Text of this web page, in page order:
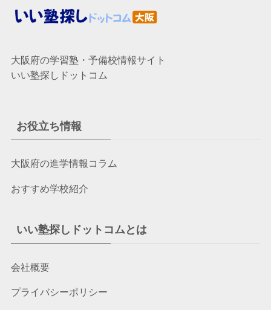
大阪府の学習塾・予備校情報サイト
いい塾探しドットコム
お役立ち情報
大阪府の進学情報コラム
おすすめ学校紹介
いい塾探しドットコムとは
会社概要
プライバシーポリシー